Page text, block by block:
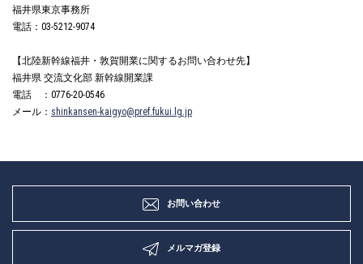
福井県東京事務所
電話：03-5212-9074
【北陸新幹線福井・敦賀開業に関するお問い合わせ先】
福井県 交流文化部 新幹線開業課
電話 ：0776-20-0546
メール： shinkansen-kaigyo@pref.fukui.lg.jp
お問い合わせ
メルマガ登録